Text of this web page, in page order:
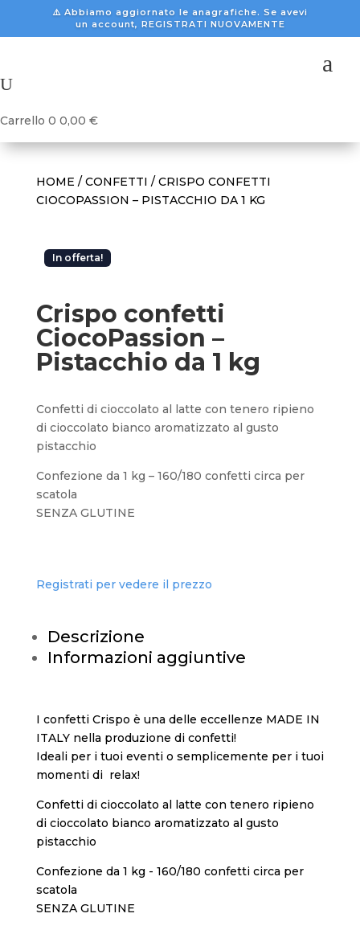
⚠️ Abbiamo aggiornato le anagrafiche. Se avevi
un account, REGISTRATI NUOVAMENTE
a
U
Carrello 0 0,00 €
HOME / CONFETTI / CRISPO CONFETTI
CIOCOPASSION – PISTACCHIO DA 1 KG
In offerta!
Crispo confetti
CiocoPassion –
Pistacchio da 1 kg
Confetti di cioccolato al latte con tenero ripieno
di cioccolato bianco aromatizzato al gusto
pistacchio
Confezione da 1 kg – 160/180 confetti circa per
scatola
SENZA GLUTINE
Registrati per vedere il prezzo
Descrizione
Informazioni aggiuntive
I confetti Crispo è una delle eccellenze MADE IN
ITALY nella produzione di confetti!
Ideali per i tuoi eventi o semplicemente per i tuoi
momenti di relax!
Confetti di cioccolato al latte con tenero ripieno
di cioccolato bianco aromatizzato al gusto
pistacchio
Confezione da 1 kg - 160/180 confetti circa per
scatola
SENZA GLUTINE